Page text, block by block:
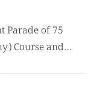
Parade of 75
Course and…